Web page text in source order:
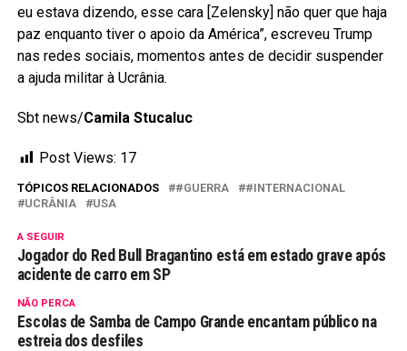
eu estava dizendo, esse cara [Zelensky] não quer que haja
paz enquanto tiver o apoio da América”, escreveu Trump
nas redes sociais, momentos antes de decidir suspender
a ajuda militar à Ucrânia.
Sbt news/Camila Stucaluc
Post Views: 17
TÓPICOS RELACIONADOS #GUERRA
#INTERNACIONAL
UCRÂNIA
USA
A SEGUIR
Jogador do Red Bull Bragantino está em estado grave após
acidente de carro em SP
NÃO PERCA
Escolas de Samba de Campo Grande encantam público na
estreia dos desfiles